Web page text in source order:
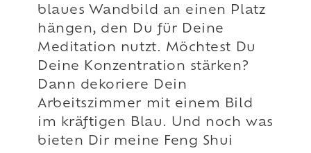
blaues Wandbild an einen Platz
hängen, den Du für Deine
Meditation nutzt. Möchtest Du
Deine Konzentration stärken?
Dann dekoriere Dein
Arbeitszimmer mit einem Bild
im kräftigen Blau. Und noch was
bieten Dir meine Feng Shui